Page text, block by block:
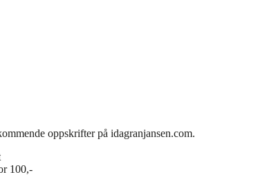
oppskrifter på idagranjansen.com.
100,-